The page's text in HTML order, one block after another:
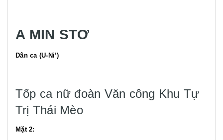
A MIN STƠ
Dân ca (U-Ni’)
Tốp ca nữ đoàn Văn công Khu Tự
Trị Thái Mèo
Mặt 2: